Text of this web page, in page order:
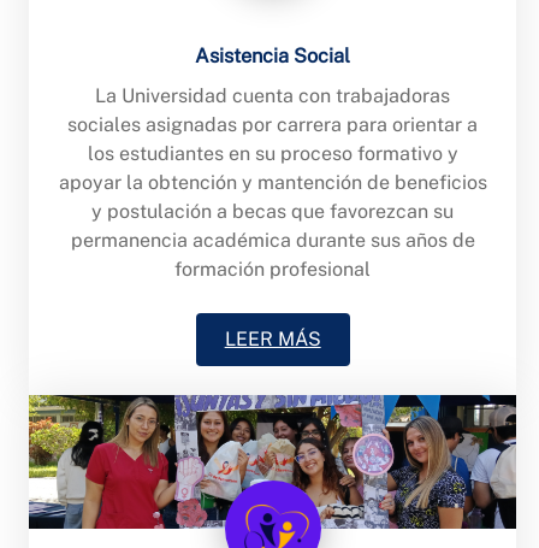
Asistencia Social
La Universidad cuenta con trabajadoras
sociales asignadas por carrera para orientar a
los estudiantes en su proceso formativo y
apoyar la obtención y mantención de beneficios
y postulación a becas que favorezcan su
permanencia académica durante sus años de
formación profesional
LEER MÁS